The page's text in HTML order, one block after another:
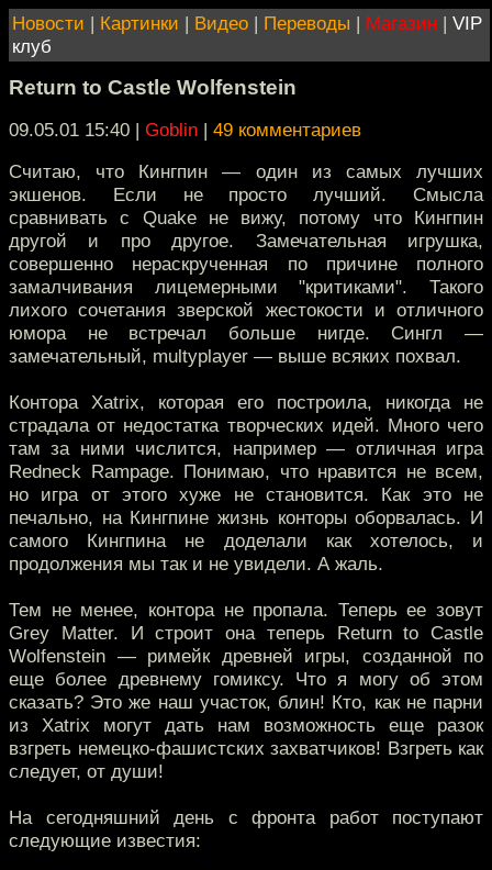
Новости | Картинки | Видео | Переводы | Магазин | VIP
клуб
Return to Castle Wolfenstein
09.05.01 15:40 | Goblin | 49 комментариев
Считаю, что Кингпин — один из самых лучших
экшенов. Если не просто лучший. Смысла
сравнивать с Quake не вижу, потому что Кингпин
другой и про другое. Замечательная игрушка,
совершенно нераскрученная по причине полного
замалчивания лицемерными "критиками". Такого
лихого сочетания зверской жестокости и отличного
юмора не встречал больше нигде. Сингл —
замечательный, multyplayer — выше всяких похвал.
Контора Xatrix, которая его построила, никогда не
страдала от недостатка творческих идей. Много чего
там за ними числится, например — отличная игра
Redneck Rampage. Понимаю, что нравится не всем,
но игра от этого хуже не становится. Как это не
печально, на Кингпине жизнь конторы оборвалась. И
самого Кингпина не доделали как хотелось, и
продолжения мы так и не увидели. А жаль.
Тем не менее, контора не пропала. Теперь ее зовут
Grey Matter. И строит она теперь Return to Castle
Wolfenstein — римейк древней игры, созданной по
еще более древнему гомиксу. Что я могу об этом
сказать? Это же наш участок, блин! Кто, как не парни
из Xatrix могут дать нам возможность еще разок
взгреть немецко-фашистских захватчиков! Взгреть как
следует, от души!
На сегодняшний день с фронта работ поступают
следующие известия: